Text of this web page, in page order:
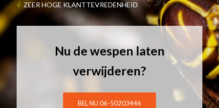
√ ZEER HOGE KLANTTEVREDENHEID
Nu de wespen laten
verwijderen?
BEL NU 06-50203446